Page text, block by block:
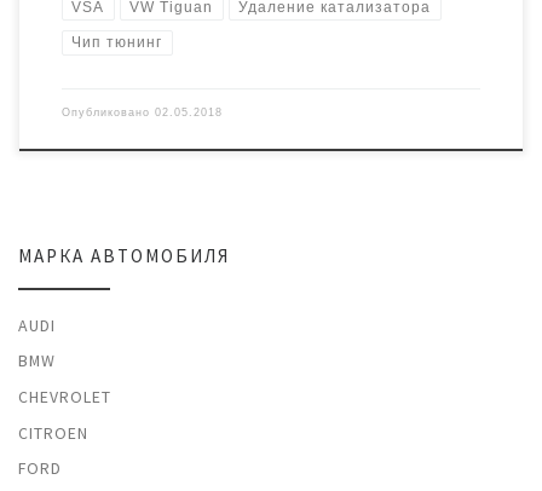
VSA VW Tiguan Удаление катализатора
Чип тюнинг
Опубликовано 02.05.2018
МАРКА АВТОМОБИЛЯ
AUDI
BMW
CHEVROLET
CITROEN
FORD